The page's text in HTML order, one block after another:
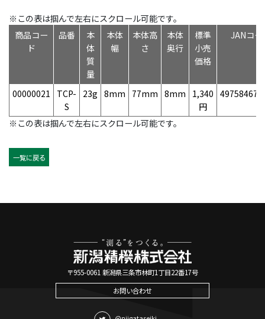
※この表は掴んで左右にスクロール可能です。
商品コー
ド
品番
本
体
質
量
本体
幅
本体高
さ
本体
奥行
標準
小売
価格
JANコー
00000021
TCP-
S
23g 8mm 77mm 8mm
1,340
円
※この表は掴んで左右にスクロール可能です。
一覧に戻る
〒955-0061 新潟県三条市林町1丁目22番17号
お問い合わせ